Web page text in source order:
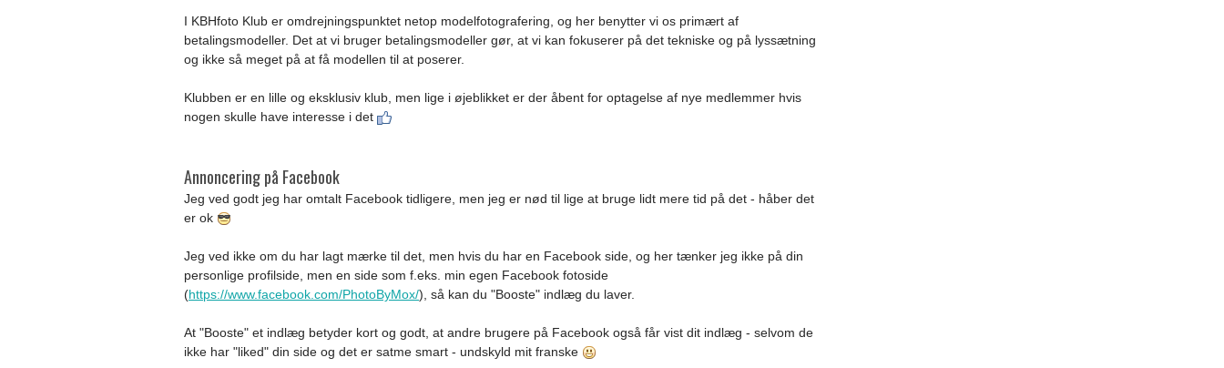
I KBHfoto Klub er omdrejningspunktet netop modelfotografering, og her benytter vi os primært af
betalingsmodeller. Det at vi bruger betalingsmodeller gør, at vi kan fokuserer på det tekniske og på lyssætning
og ikke så meget på at få modellen til at poserer.
Klubben er en lille og eksklusiv klub, men lige i øjeblikket er der åbent for optagelse af nye medlemmer hvis
nogen skulle have interesse i det
Annoncering på Facebook
Jeg ved godt jeg har omtalt Facebook tidligere, men jeg er nød til lige at bruge lidt mere tid på det - håber det
er ok
Jeg ved ikke om du har lagt mærke til det, men hvis du har en Facebook side, og her tænker jeg ikke på din
personlige profilside, men en side som f.eks. min egen Facebook fotoside
(https://www.facebook.com/PhotoByMox/), så kan du "Booste" indlæg du laver.
At "Booste" et indlæg betyder kort og godt, at andre brugere på Facebook også får vist dit indlæg - selvom de
ikke har "liked" din side og det er satme smart - undskyld mit franske